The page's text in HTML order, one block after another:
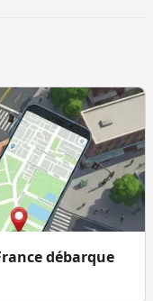
débarque